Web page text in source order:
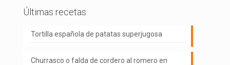
Últimas recetas
Tortilla española de patatas superjugosa
Churrasco o falda de cordero al romero en